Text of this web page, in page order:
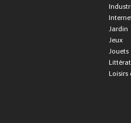
Jardin
Jeux
Jouets
Loisirs